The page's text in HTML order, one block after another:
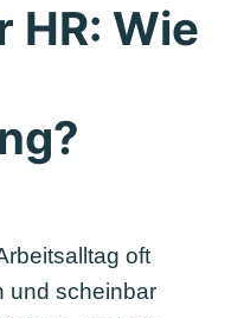
HR: Wie
oft
und scheinbar